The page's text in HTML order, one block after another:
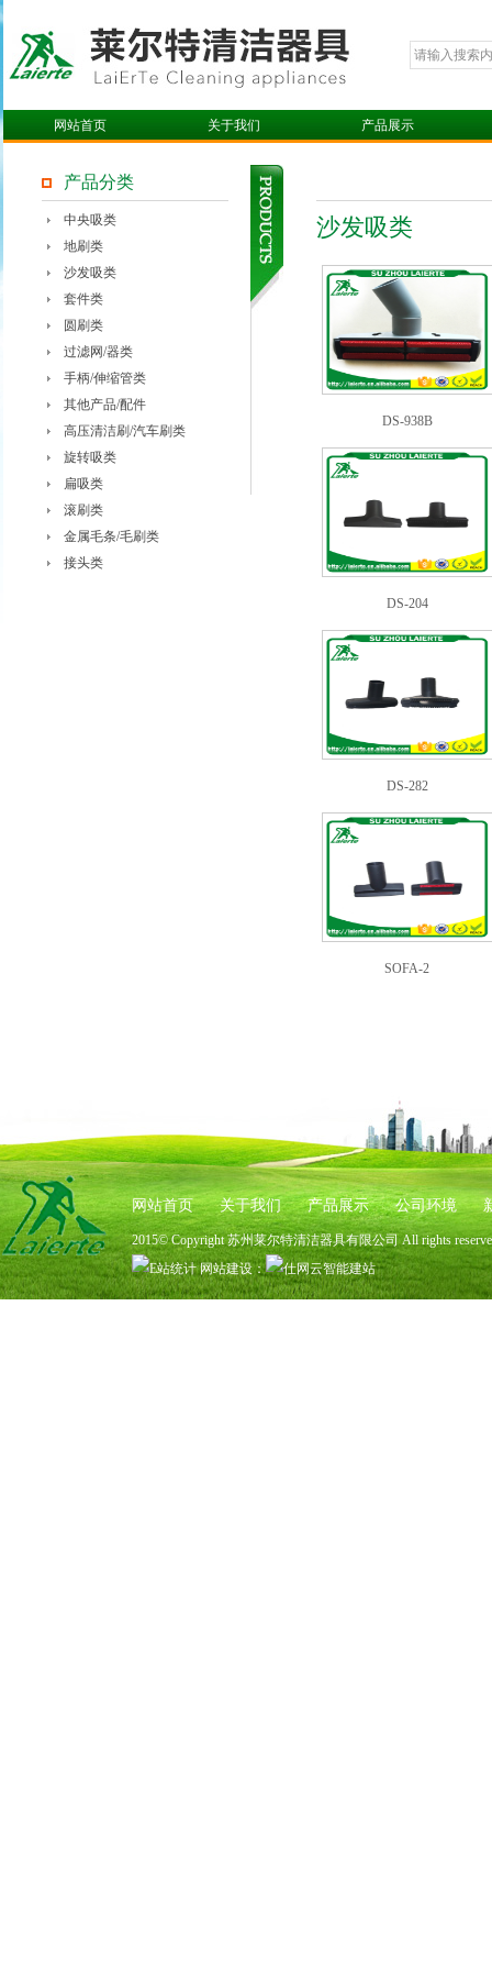
网站首页 关于我们 产品展示
产品分类
中央吸类
地刷类
沙发吸类
套件类
圆刷类
过滤网/器类
手柄/伸缩管类
其他产品/配件
高压清洁刷/汽车刷类
旋转吸类
扁吸类
滚刷类
金属毛条/毛刷类
接头类
沙发吸类
DS-938B
DS-204
DS-282
SOFA-2
网站首页 关于我们 产品展示 公司环境
2015© Copyright 苏州莱尔特清洁器具有限公司 All rights
网站建设：